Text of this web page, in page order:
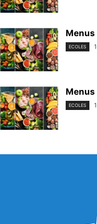
ECOLES
ECOLES